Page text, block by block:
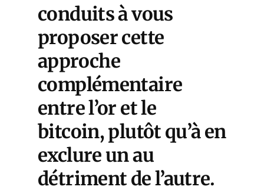
conduits à vous
proposer cette
approche
complémentaire
entre l’or et le
bitcoin, plutôt qu’à en
exclure un au
détriment de l’autre.